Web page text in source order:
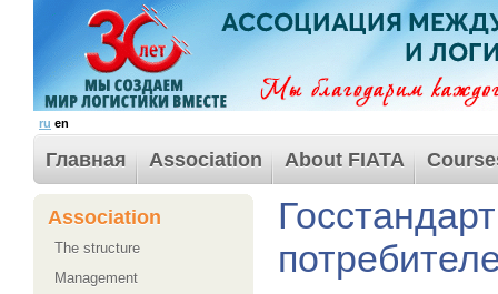
ru en
Главная Association About FIATA
Association
The structure
Management